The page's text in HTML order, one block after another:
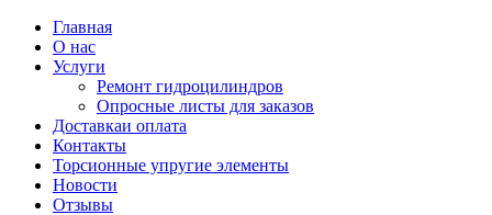
Главная
О нас
Услуги
Ремонт гидроцилиндров
Опросные листы для заказов
Доставкаи оплата
Контакты
Торсионные упругие элементы
Новости
Отзывы